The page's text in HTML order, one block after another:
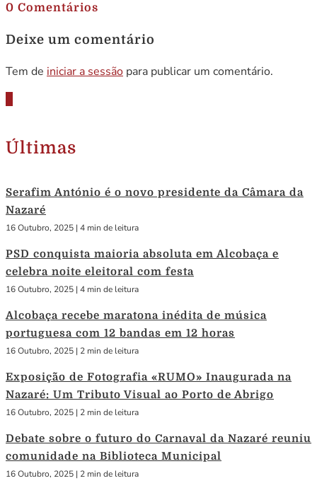
0 Comentários
Deixe um comentário
Tem de iniciar a sessão para publicar um comentário.
Últimas
Serafim António é o novo presidente da Câmara da
Nazaré
16 Outubro, 2025 | 4 min de leitura
PSD conquista maioria absoluta em Alcobaça e
celebra noite eleitoral com festa
16 Outubro, 2025 | 4 min de leitura
Alcobaça recebe maratona inédita de música
portuguesa com 12 bandas em 12 horas
16 Outubro, 2025 | 2 min de leitura
Exposição de Fotografia «RUMO» Inaugurada na
Nazaré: Um Tributo Visual ao Porto de Abrigo
16 Outubro, 2025 | 2 min de leitura
Debate sobre o futuro do Carnaval da Nazaré reuniu
comunidade na Biblioteca Municipal
16 Outubro, 2025 | 2 min de leitura